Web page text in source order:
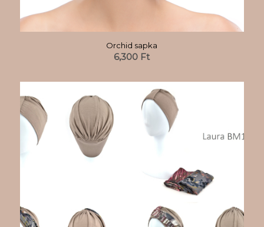
Orchid sapka
6,300 Ft